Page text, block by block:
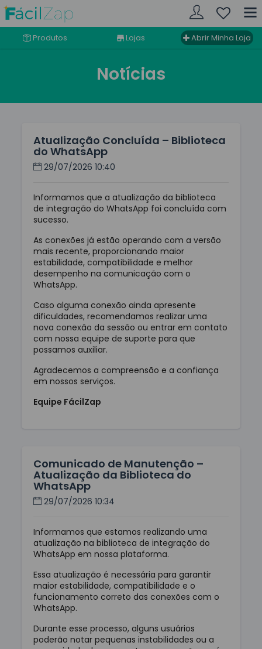
Produtos Lojas Abrir Minha Loja
Notícias
Atualização Concluída – Biblioteca
do WhatsApp
29/07/2026 10:40
Informamos que a atualização da biblioteca
de integração do WhatsApp foi concluída com
sucesso.
As conexões já estão operando com a versão
mais recente, proporcionando maior
estabilidade, compatibilidade e melhor
desempenho na comunicação com o
WhatsApp.
Caso alguma conexão ainda apresente
dificuldades, recomendamos realizar uma
nova conexão da sessão ou entrar em contato
com nossa equipe de suporte para que
possamos auxiliar.
Agradecemos a compreensão e a confiança
em nossos serviços.
Equipe FácilZap
Comunicado de Manutenção –
Atualização da Biblioteca do
WhatsApp
29/07/2026 10:34
Informamos que estamos realizando uma
atualização na biblioteca de integração do
WhatsApp em nossa plataforma.
Essa atualização é necessária para garantir
maior estabilidade, compatibilidade e o
funcionamento correto das conexões com o
WhatsApp.
Durante esse processo, alguns usuários
poderão notar pequenas instabilidades ou a